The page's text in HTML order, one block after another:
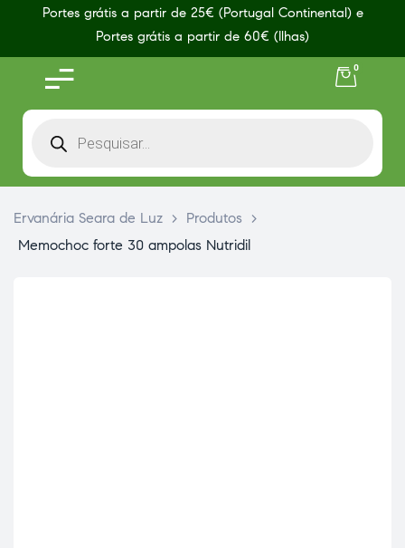
Portes grátis a partir de 25€ (Portugal Continental) e
Portes grátis a partir de 60€ (Ilhas)
0
Ervanária Seara de Luz > Produtos
>
Memochoc forte 30 ampolas Nutridil